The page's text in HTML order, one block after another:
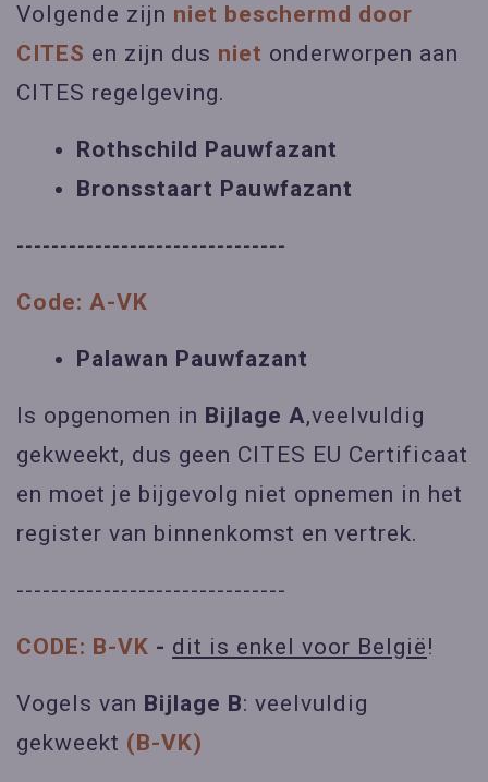
Volgende zijn niet beschermd door
CITES en zijn dus niet onderworpen aan
CITES regelgeving.
Rothschild Pauwfazant
Bronsstaart Pauwfazant
-------------------------------
Code: A-VK
Palawan Pauwfazant
Is opgenomen in Bijlage A,veelvuldig
gekweekt, dus geen CITES EU Certificaat
en moet je bijgevolg niet opnemen in het
register van binnenkomst en vertrek.
-------------------------------
CODE: B-VK - dit is enkel voor België!
Vogels van Bijlage B: veelvuldig
gekweekt (B-VK)